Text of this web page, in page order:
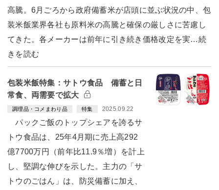
高騰。6月ごろから政府備蓄米が店頭に並ぶ状況の中、包
装米飯業界各社も原料米の高騰と確保の厳しさに苦慮し
てきた。各メーカーは前年に引き続き価格改定を実…続
きを読む
包装米飯特集：サトウ食品 備蓄と日
常食、両需要で拡大
調理品・コメまわり品 特集 2025.09.22
パックご飯のトップシェアを誇るサ
トウ食品は、25年4月期に売上高292
億7700万円（前年比11.9％増）を計上
し、堅調な伸びを示した。主力の「サ
トウのごはん」は、防災備蓄に加え、